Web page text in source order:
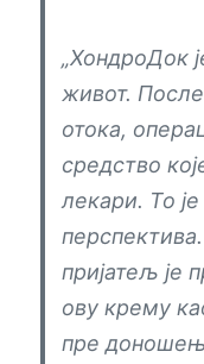
„ХондроДок
живот.
отока,
средство
лекари. То
пријатељ је
ову крему
пре